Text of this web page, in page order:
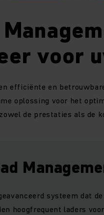
voor
efficiënte en
oplossing voor het
de prestaties als de
systeem dat
hoogfrequent laders